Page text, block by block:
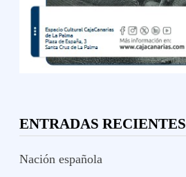
ENTRADAS RECIENTES
Nación española